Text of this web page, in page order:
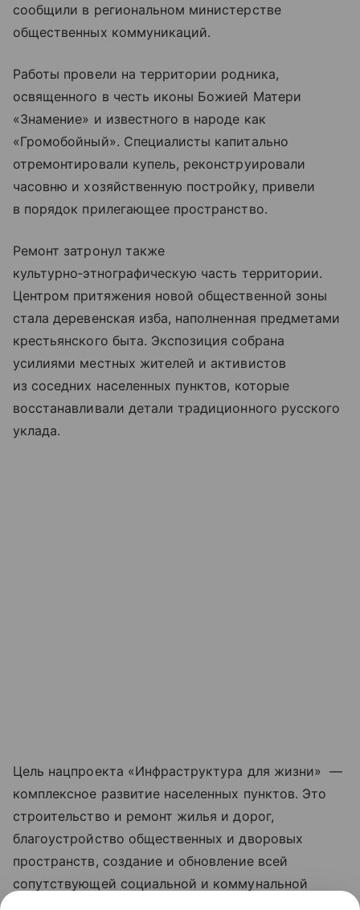
сообщили в региональном министерстве
общественных коммуникаций.
Работы провели на территории родника,
освященного в честь иконы Божией Матери
«Знамение» и известного в народе как
«Громобойный». Специалисты капитально
отремонтировали купель, реконструировали
часовню и хозяйственную постройку, привели
в порядок прилегающее пространство.
Ремонт затронул также
культурно‑этнографическую часть территории.
Центром притяжения новой общественной зоны
стала деревенская изба, наполненная предметами
крестьянского быта. Экспозиция собрана
усилиями местных жителей и активистов
из соседних населенных пунктов, которые
восстанавливали детали традиционного русского
уклада.
Цель нацпроекта «Инфраструктура для жизни» —
комплексное развитие населенных пунктов. Это
строительство и ремонт жилья и дорог,
благоустройство общественных и дворовых
пространств, создание и обновление всей
сопутствующей социальной и коммунальной